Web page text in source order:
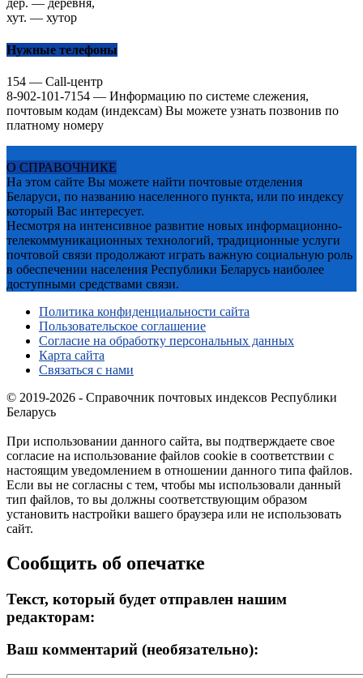
дер. — деревня,
хут. — хутор
Нужные телефоны
154 — Call-центр
8-902-101-7154 — Информацию по системе слежения,
почтовым кодам (индексам) Вы можете узнать позвонив по
платному номеру
О СПРАВОЧНИКЕ
На этом сайте Вы можете найти почтовые отделения
Беларуси, по названию населенного пункта, или по индексу
который Вас интересует.
Несмотря на интенсивное развитие новых информационно-
телекоммуникационных технологий, традиционные услуги
почтовой связи продолжают играть важную социальную роль
в обеспечении населения Республики Беларусь наиболее
доступными средствами связи.
Политика конфиденциальности сайта
Пользовательское соглашение
Согласие на обработку персональных данных
Карта сайта
Связаться с нами
© 2019-2026 - Справочник почтовых индексов Республики
Беларусь
При использовании данного сайта, вы подтверждаете свое
согласие на использование файлов cookie в соответствии с
настоящим уведомлением в отношении данного типа файлов.
Если вы не согласны с тем, чтобы мы использовали данный
тип файлов, то вы должны соответствующим образом
установить настройки вашего браузера или не использовать
сайт.
Сообщить об опечатке
Текст, который будет отправлен нашим
редакторам:
Ваш комментарий (необязательно):